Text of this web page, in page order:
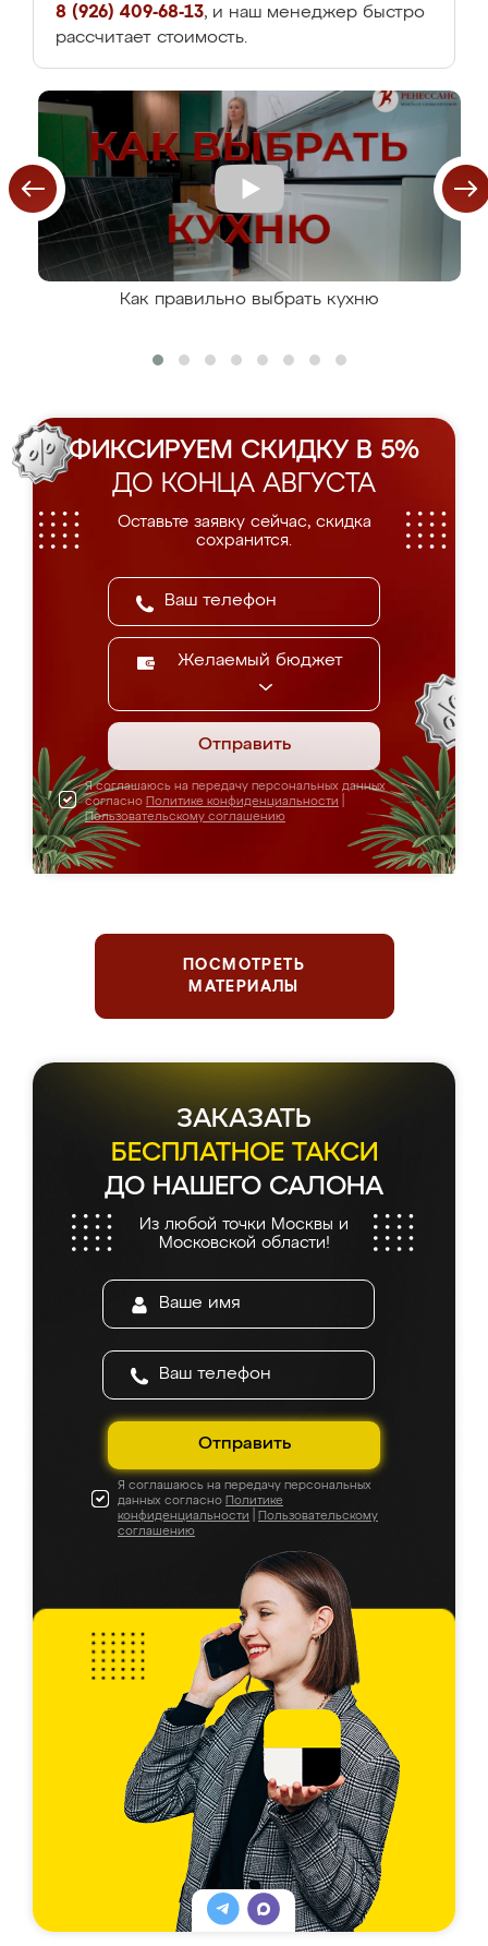
8 (926) 409-68-13, и наш менеджер быстро
рассчитает стоимость.
Как правильно выбрать кухню
ФИКСИРУЕМ СКИДКУ В 5%
ДО КОНЦА АВГУСТА
Оставьте заявку сейчас, скидка
сохранится.
Желаемый бюджет
Отправить
Я соглашаюсь на передачу персональных данных
согласно Политике конфиденциальности
Пользовательскому соглашению
ПОСМОТРЕТЬ
МАТЕРИАЛЫ
ЗАКАЗАТЬ
БЕСПЛАТНОЕ ТАКСИ
ДО НАШЕГО САЛОНА
Из любой точки Москвы и
Московской области!
Отправить
Я соглашаюсь на передачу персональных
данных согласно Политике
конфиденциальности
Пользовательскому
соглашению